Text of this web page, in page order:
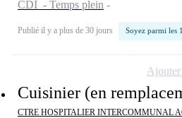
CDI - Temps plein
Publié il y a plus de 30 jours Soyez parmi les
Cuisinier (en
CTRE HOSPITALIER INTERCOMMUNAL